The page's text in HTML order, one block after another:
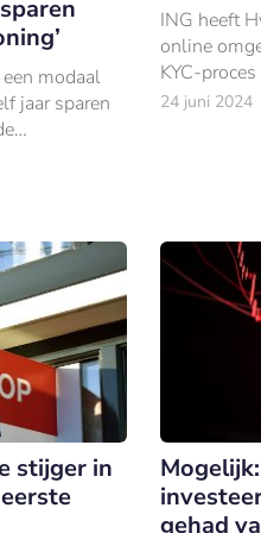
modaal
jaar sparen
ING heeft
online
KYC-
doorlopen.
24 juni 2024
stijger in
gehad